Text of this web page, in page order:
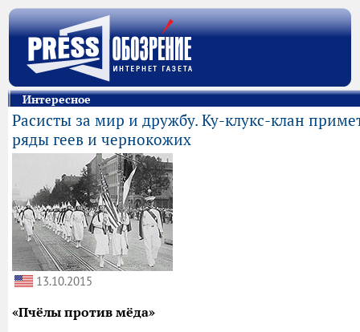
Интересное
Расисты за мир и дружбу. Ку-клукс-клан
ряды геев и чернокожих
13.10.2015
«Пчёлы против мёда»